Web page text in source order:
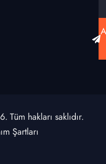
hakları saklıdır.
Şartları